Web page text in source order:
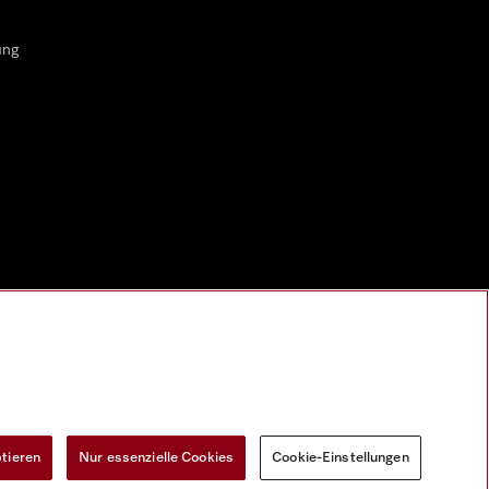
Nur essenzielle Cookies Cookie-Einstellungen